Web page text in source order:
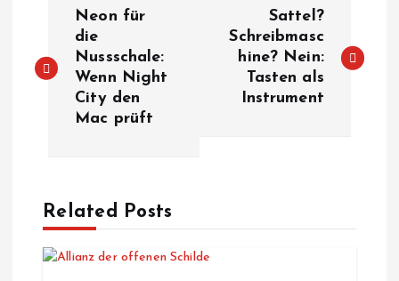
i
a
g
Neon für
die
Nussschale:
Wenn Night
City den
Mac prüft
Sattel?
Schreibmasc
hine? Nein:
Tasten als
Instrument
Related Posts